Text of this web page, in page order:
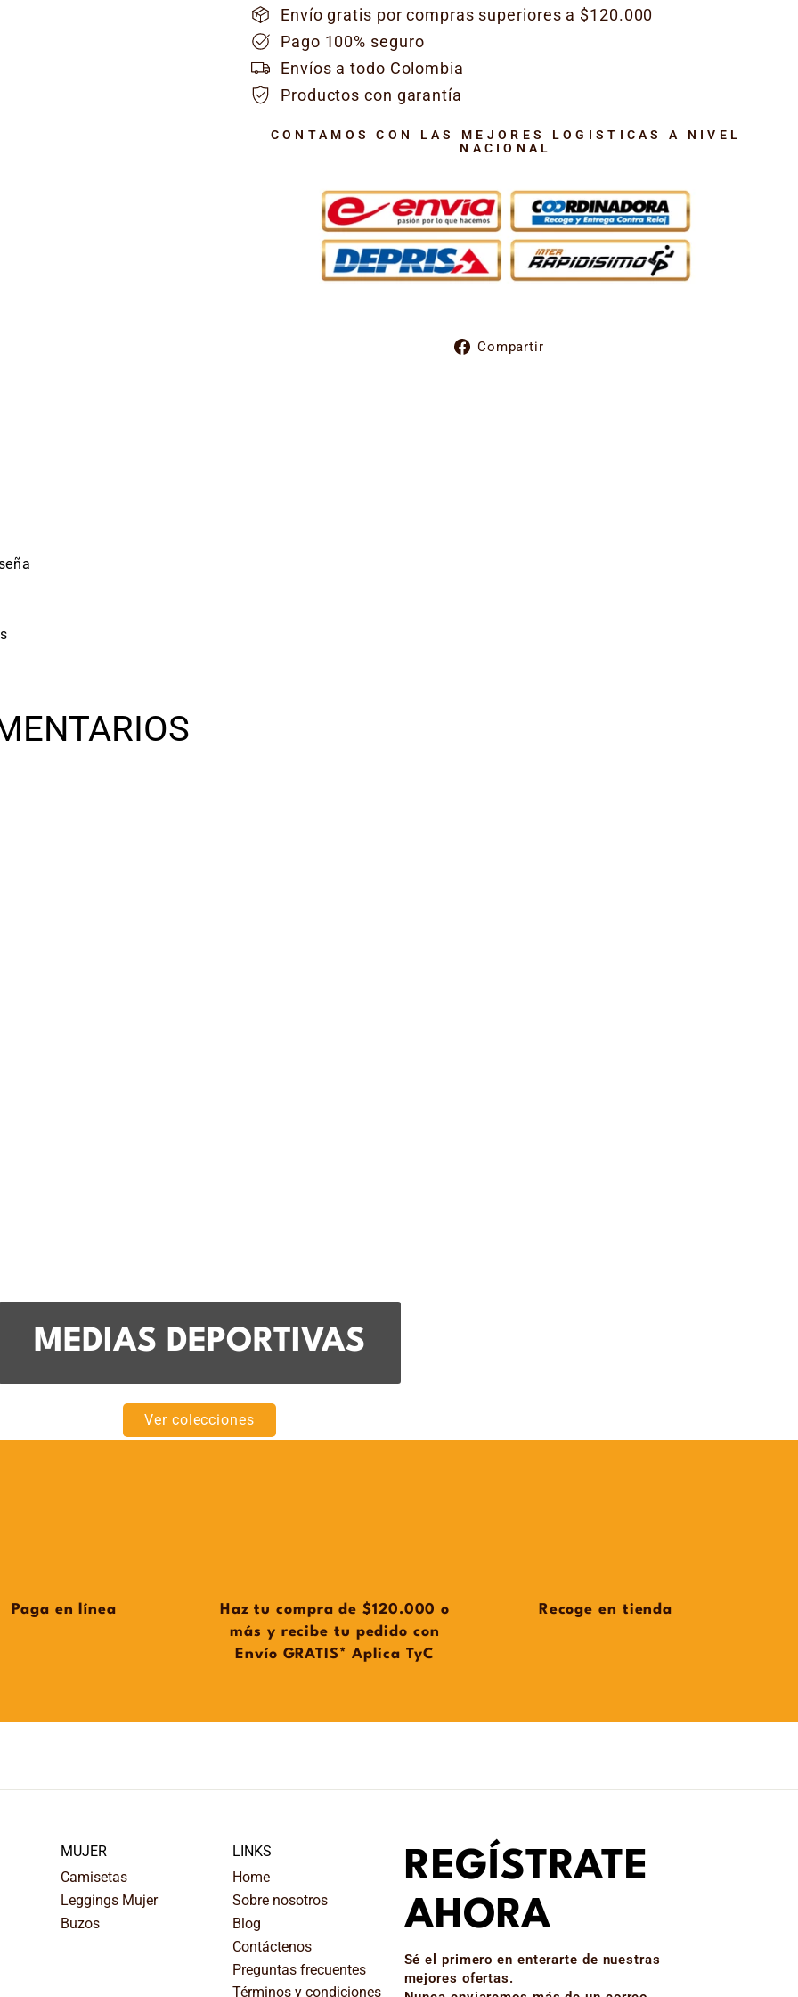
Envío gratis por compras superiores a $120.000
Pago 100% seguro
Envíos a todo Colombia
Productos con garantía
CONTAMOS CON LAS MEJORES LOGISTICAS A NIVEL
NACIONAL
Compartir
MEDIAS DEPORTIVAS
Ver colecciones
Paga en línea
Haz tu compra de $120.000 o
más y recibe tu pedido con
Envío GRATIS* Aplica TyC
Recoge en tienda
MUJER
Camisetas
Leggings Mujer
Buzos
LINKS
Home
Sobre nosotros
Blog
Contáctenos
Preguntas frecuentes
Términos y condiciones
REGÍSTRATE
AHORA
Sé el primero en enterarte de nuestras
mejores ofertas.